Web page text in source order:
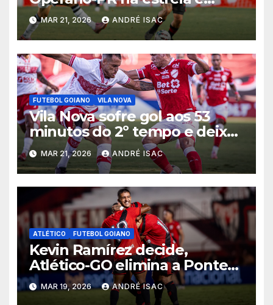
começa sob pressão a Série B
2026
MAR 21, 2026 ANDRÉ ISAC
FUTEBOL GOIANO VILA NOVA
Vila Nova sofre gol aos 53
minutos do 2º tempo e deixa
vitória escapar na estreia da
Série B
MAR 21, 2026 ANDRÉ ISAC
ATLÉTICO FUTEBOL GOIANO
Kevin Ramírez decide,
Atlético-GO elimina a Ponte
Preta e garante vaga na 5ª
fase da Copa do Brasil
MAR 19, 2026 ANDRÉ ISAC